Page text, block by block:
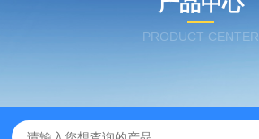
PRODUCT CENTER